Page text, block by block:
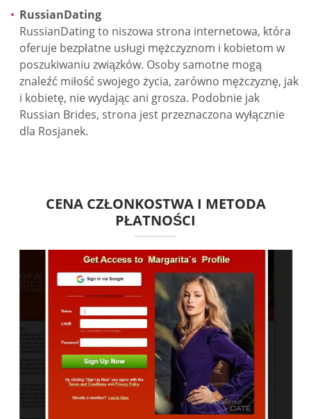
RussianDating
RussianDating to niszowa strona internetowa, która
oferuje bezpłatne usługi mężczyznom i kobietom w
poszukiwaniu związków. Osoby samotne mogą
znaleźć miłość swojego życia, zarówno mężczyznę, jak
i kobietę, nie wydając ani grosza. Podobnie jak
Russian Brides, strona jest przeznaczona wyłącznie
dla Rosjanek.
CENA CZŁONKOSTWA I METODA
PŁATNOŚCI